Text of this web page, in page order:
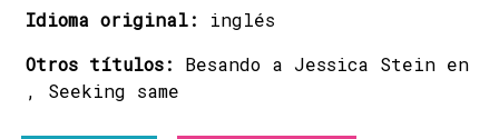
Idioma original: inglés
Otros títulos: Besando a Jessica Stein en
, Seeking same